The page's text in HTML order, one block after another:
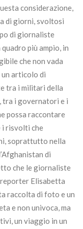
considerazione,
di giorni, svoltosi
di giornaliste
più ampio, in
che non vada
un articolo di
tra i militari della
tra i governatori e i
possa raccontare
i risvolti che
soprattutto nella
di
che le giornaliste
Elisabetta
raccolta di foto e un
e non univoca, ma
un viaggio in un